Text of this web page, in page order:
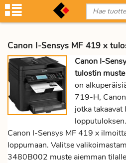
Canon I-Sensys MF 419 x
Canon I-
tulostin muste
on
719-H,
jotka takaavat
Canon I-Sensys MF 419 x
loppumaan. Valitse
3480B002 muste aiemman